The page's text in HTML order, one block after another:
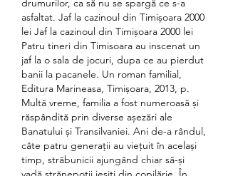
asfaltat. Jaf la cazinoul din Timișoara 2000
lei Jaf la cazinoul din Timișoara 2000 lei
Patru tineri din Timisoara au inscenat un
jaf la o sala de jocuri, dupa ce au pierdut
banii la pacanele. Un roman familial,
Editura Marineasa, Timișoara, 2013, p.
Multă vreme, familia a fost numeroasă și
răspândită prin diverse așezări ale
Banatului și Transilvaniei. Ani de-a rândul,
câte patru generații au viețuit în același
timp, străbunicii ajungând chiar să-și